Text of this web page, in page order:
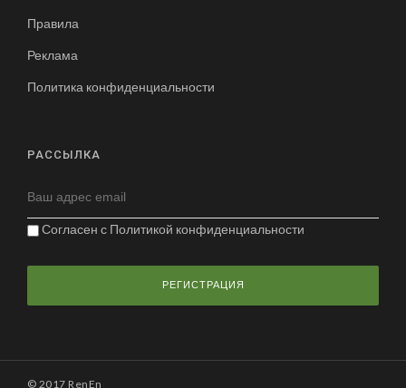
Правила
Реклама
Политика конфиденциальности
РАССЫЛКА
Согласен с Политикой конфиденциальности
© 2017 RenEn